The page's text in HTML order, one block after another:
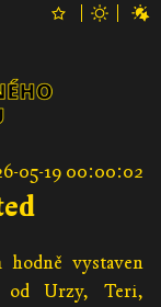
05-19 00:00:02
vystaven
od Urzy, Teri,